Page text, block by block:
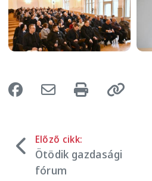
Előző cikk:
Ötödik gazdasági
fórum